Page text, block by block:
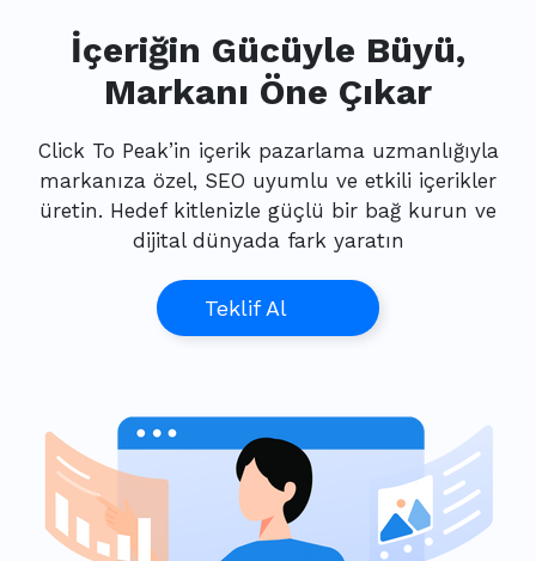
İçeriğin Gücüyle Büyü,
Markanı Öne Çıkar
Click To Peak’in içerik pazarlama uzmanlığıyla
markanıza özel, SEO uyumlu ve etkili içerikler
üretin. Hedef kitlenizle güçlü bir bağ kurun ve
dijital dünyada fark yaratın
Teklif Al